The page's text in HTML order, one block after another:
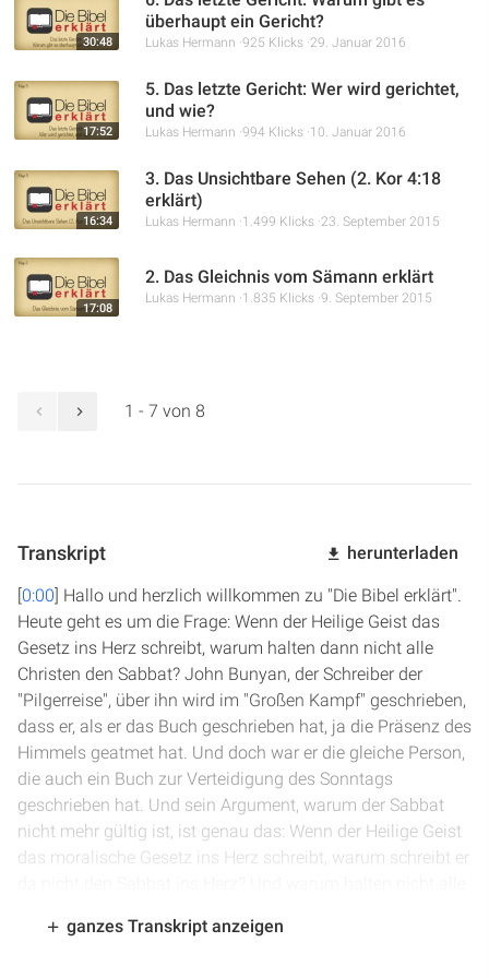
30:48
überhaupt ein Gericht?
Lukas Hermann 925 Klicks 29. Januar 2016
17:52
5. Das letzte Gericht: Wer wird gerichtet,
und wie?
Lukas Hermann 994 Klicks 10. Januar 2016
16:34
3. Das Unsichtbare Sehen (2. Kor 4:18
erklärt)
Lukas Hermann 1.499 Klicks 23. September 2015
17:08
2. Das Gleichnis vom Sämann erklärt
Lukas Hermann 1.835 Klicks 9. September 2015
1 - 7 von 8
Transkript herunterladen
[0:00] Hallo und herzlich willkommen zu "Die Bibel erklärt".
Heute geht es um die Frage: Wenn der Heilige Geist das
Gesetz ins Herz schreibt, warum halten dann nicht alle
Christen den Sabbat? John Bunyan, der Schreiber der
"Pilgerreise", über ihn wird im "Großen Kampf" geschrieben,
dass er, als er das Buch geschrieben hat, ja die Präsenz des
Himmels geatmet hat. Und doch war er die gleiche Person,
die auch ein Buch zur Verteidigung des Sonntags
geschrieben hat. Und sein Argument, warum der Sabbat
nicht mehr gültig ist, ist genau das: Wenn der Heilige Geist
das moralische Gesetz ins Herz schreibt, warum schreibt er
Sabbat ist nicht mehr gültig und ist nicht Teil des
ganzes Transkript anzeigen